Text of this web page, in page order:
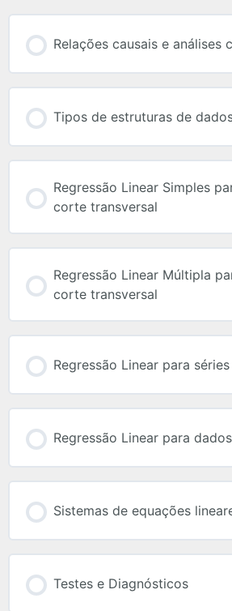
Relações causais e análises
Tipos de estruturas de
Regressão Linear Simples
corte transversal
Regressão Linear Múltipla
corte transversal
Regressão Linear para
Regressão Linear para
Sistemas de equações
Testes e Diagnósticos